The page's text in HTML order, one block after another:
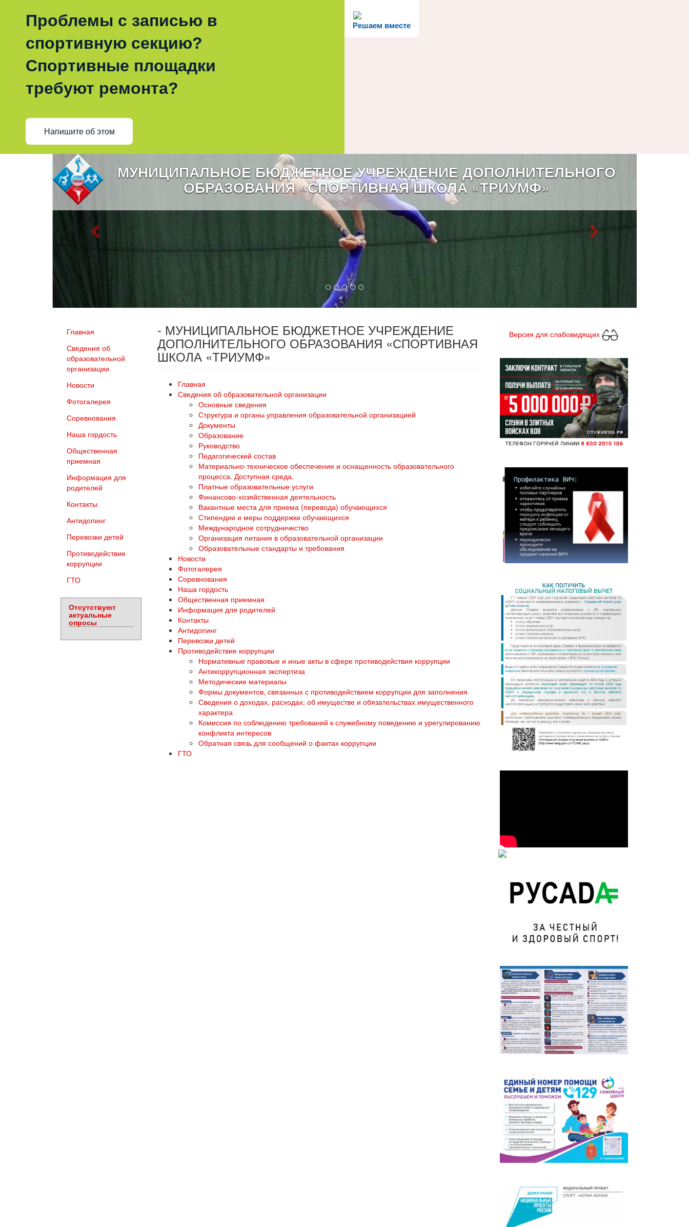
Решаем вместе
Проблемы с записью в
спортивную секцию?
Спортивные площадки
требуют ремонта?
Напишите об этом
МУНИЦИПАЛЬНОЕ БЮДЖЕТНОЕ УЧРЕЖДЕНИЕ ДОПОЛНИТЕЛЬНОГО
ОБРАЗОВАНИЯ «СПОРТИВНАЯ ШКОЛА «ТРИУМФ»
Главная
Сведения об
образовательной
организации
Новости
Фотогалерея
Соревнования
Наша гордость
Общественная
приемная
Информация для
родителей
Контакты
Антидопинг
Перевозки детей
Противодействие
коррупции
ГТО
Отсутствуют
актуальные
опросы
- МУНИЦИПАЛЬНОЕ БЮДЖЕТНОЕ УЧРЕЖДЕНИЕ
ДОПОЛНИТЕЛЬНОГО ОБРАЗОВАНИЯ «СПОРТИВНАЯ
ШКОЛА «ТРИУМФ»
Главная
Сведения об образовательной организации
Основные сведения
Структура и органы управления образовательной организацией
Документы
Образование
Руководство
Педагогический состав
Материально-техническое обеспечение и оснащенность образовательного
процесса. Доступная среда.
Платные образовательные услуги
Финансово-хозяйственная деятельность
Вакантные места для приема (перевода) обучающихся
Стипендии и меры поддержки обучающихся
Международное сотрудничество
Организация питания в образовательной организации
Образовательные стандарты и требования
Новости
Фотогалерея
Соревнования
Наша гордость
Общественная приемная
Информация для родителей
Контакты
Антидопинг
Перевозки детей
Противодействие коррупции
Нормативные правовые и иные акты в сфере противодействия коррупции
Антикоррупционная экспертиза
Методические материалы
Формы документов, связанных с противодействием коррупции для заполнения
Сведения о доходах, расходах, об имуществе и обязательствах имущественного
характера
Комиссия по соблюдению требований к служебному поведению и урегулированию
конфликта интересов
Обратная связь для сообщений о фактах коррупции
ГТО
Версия для слабовидящих